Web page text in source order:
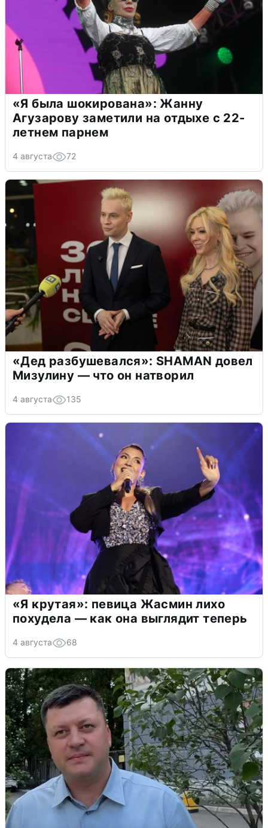
«Я была шокирована»: Жанну
Агузарову заметили на отдыхе с 22-
летнем парнем
4 августа 72
«Дед разбушевался»: SHAMAN довел
Мизулину — что он натворил
4 августа 135
«Я крутая»: певица Жасмин лихо
похудела — как она выглядит теперь
4 августа 68